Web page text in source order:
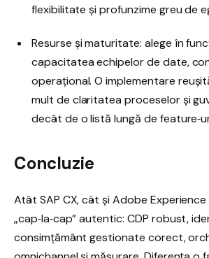
flexibilitate și profunzime greu de
Resurse și maturitate: alege în
capacitatea echipelor de date,
operațional. O implementare
mult de claritatea proceselor și
decât de o listă lungă de
Concluzie
Atât SAP CX, cât și Adobe
„cap‑la‑cap” autentic: CDP robust,
consimțământ gestionate corect,